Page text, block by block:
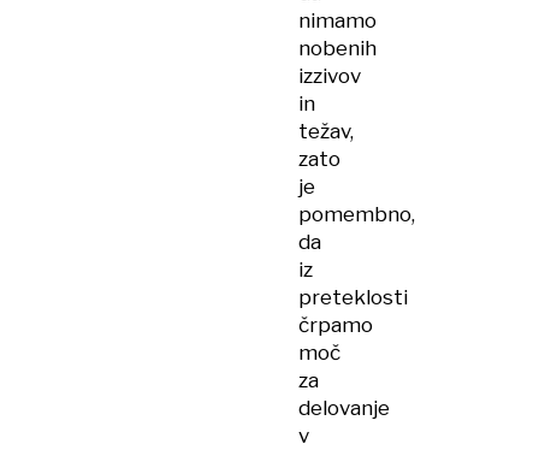
nimamo
nobenih
izzivov
in
težav,
zato
je
pomembno,
da
iz
preteklosti
črpamo
moč
za
delovanje
v